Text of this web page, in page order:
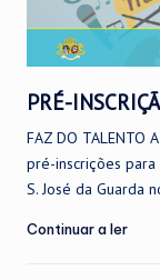
PRÉ-
FAZ DO TALENTO
pré-inscrições
S. José da Guarda
Continuar a ler